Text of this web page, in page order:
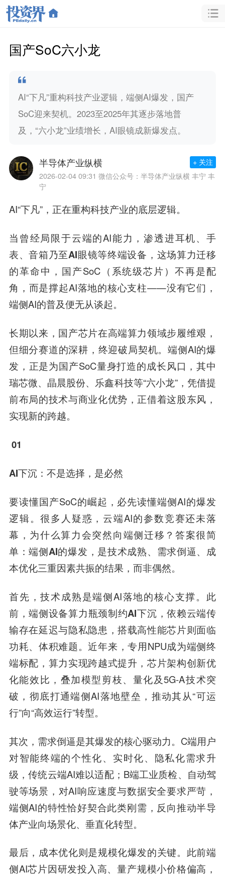
国产SoC六小龙
AI“下凡”重构科技产业逻辑，端侧AI爆发，国产
SoC迎来契机。2023至2025年其逐步落地普
及，“六小龙”业绩增长，AI眼镜成新爆发点。
半导体产业纵横
2026-02-04 09:31 微信公众号：半导体产业纵横 丰宁 丰
宁
+ 关注
AI“下凡”，正在重构科技产业的底层逻辑。
当曾经局限于云端的AI能力，渗透进耳机、手
表、音箱乃至AI眼镜等终端设备，这场算力迁移
的革命中，国产SoC（系统级芯片）不再是配
角，而是撑起AI落地的核心支柱——没有它们，
端侧AI的普及便无从谈起。
长期以来，国产芯片在高端算力领域步履维艰，
但细分赛道的深耕，终迎破局契机。端侧AI的爆
发，正是为国产SoC量身打造的成长风口，其中
瑞芯微、 晶晨股份、 乐鑫科技等“六小龙”，凭借提
前布局的技术与商业化优势，正借着这股东风，
实现新的跨越。
01
AI下沉：不是选择，是必然
要读懂国产SoC的崛起，必先读懂端侧AI的爆发
逻辑。很多人疑惑，云端AI的参数竞赛还未落
幕，为什么算力会突然向端侧迁移？答案很简
单 ：端侧AI的爆发，是技术成熟、需求倒逼、成
本优化三重因素共振的结果，而非偶然。
首先，技术成熟是端侧AI落地的核心支撑。此
前，端侧设备算力瓶颈制约AI下沉 ，依赖云端传
输存在延迟与隐私隐患，搭载高性能芯片则面临
功耗、体积难题。近年来，专用NPU成为端侧终
端标配，算力实现跨越式提升，芯片架构创新优
化能效比，叠加模型剪枝、量化及5G-A技术突
破，彻底打通端侧AI落地壁垒，推动其从“可运
行”向“高效运行”转型。
其次，需求倒逼是其爆发的核心驱动力。C端用户
对智能终端的个性化、实时化、隐私化需求升
级，传统云端AI难以适配；B端工业质检、自动驾
驶等场景，对AI响应速度与数据安全要求严苛，
端侧AI的特性恰好契合此类刚需，反向推动半导
体产业向场景化、垂直化转型。
最后，成本优化则是规模化爆发的关键。此前端
侧AI芯片因研发投入高、量产规模小价格偏高，